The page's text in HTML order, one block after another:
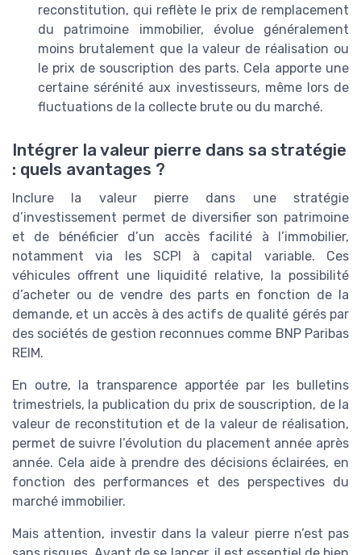
reconstitution, qui reflète le prix de remplacement
du patrimoine immobilier, évolue généralement
moins brutalement que la valeur de réalisation ou
le prix de souscription des parts. Cela apporte une
certaine sérénité aux investisseurs, même lors de
fluctuations de la collecte brute ou du marché.
Intégrer la valeur pierre dans sa stratégie
: quels avantages ?
Inclure la valeur pierre dans une stratégie
d’investissement permet de diversifier son patrimoine
et de bénéficier d’un accès facilité à l’immobilier,
notamment via les SCPI à capital variable. Ces
véhicules offrent une liquidité relative, la possibilité
d’acheter ou de vendre des parts en fonction de la
demande, et un accès à des actifs de qualité gérés par
des sociétés de gestion reconnues comme BNP Paribas
REIM.
En outre, la transparence apportée par les bulletins
trimestriels, la publication du prix de souscription, de la
valeur de reconstitution et de la valeur de réalisation,
permet de suivre l’évolution du placement année après
année. Cela aide à prendre des décisions éclairées, en
fonction des performances et des perspectives du
marché immobilier.
Mais attention, investir dans la valeur pierre n’est pas